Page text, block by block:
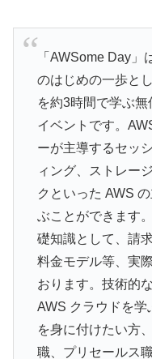
「AWSome Day
のはじめの一歩と
を約3時間で学ぶ
イベントです。
ーが主導するセッ
ィング、ストレー
クといった AWS
ぶことができます
礎知識として、請
料金モデル等、実
おります。技術的
AWS クラウドを
を身に付けたい方
職、プリセールス